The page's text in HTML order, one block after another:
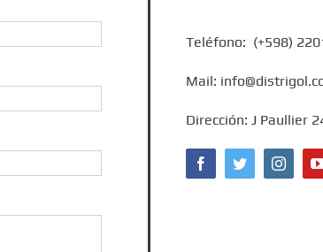
Teléfono: (+598)
Mail:
Dirección: J Paullier